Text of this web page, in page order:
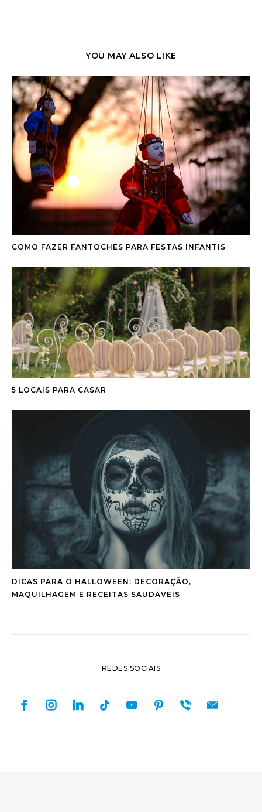
YOU MAY ALSO LIKE
COMO FAZER FANTOCHES PARA FESTAS INFANTIS
5 LOCAIS PARA CASAR
DICAS PARA O HALLOWEEN: DECORAÇÃO,
MAQUILHAGEM E RECEITAS SAUDÁVEIS
REDES SOCIAIS
facebookinstagramlinkedintiktok youtubepinterest
viber mail